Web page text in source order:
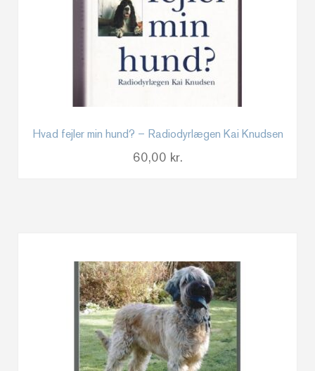
Hvad fejler min hund? – Radiodyrlægen Kai Knudsen
60,00 kr.